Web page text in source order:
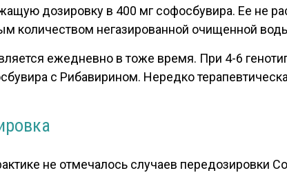
дозировку в 400 мг софосбувира. Ее не
количеством негазированной очищенной
ежедневно в тоже время. При 4-6
с Рибавирином. Нередко
не отмечалось случаев